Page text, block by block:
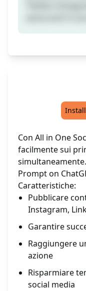
Con All in One
facilmente sui
Prompt on
Caratteristiche:
Pubblicare
Instagram,
Garantire
Raggiungere
azione
Risparmiare
social media